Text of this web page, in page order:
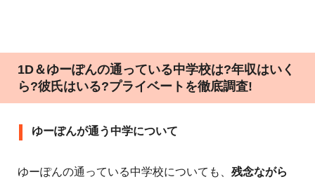
1D＆ゆーぽんの通っている中学校は?年収はいく
ら?彼氏はいる?プライベートを徹底調査!
ゆーぽんが通う中学について
ゆーぽんの通っている中学校についても、 残念ながら